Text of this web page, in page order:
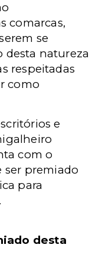
comarcas,
se
desta natureza
respeitadas
como
e
com o
ser premiado
para
desta